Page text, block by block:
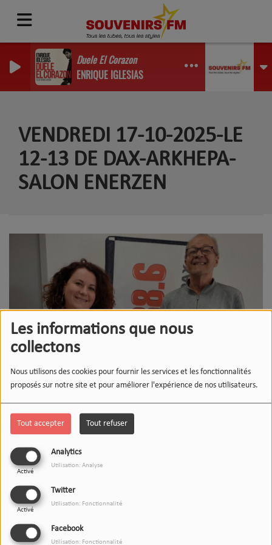
Les informations que nous
collectons
Nous utilisons des cookies pour fournir les services et les fonctionnalités
proposés sur notre site et pour améliorer l'expérience de nos utilisateurs.
Tout accepter Tout refuser
Analytics
Activé
Utilisation: Analyse
Twitter
Activé
Utilisation: Fonctionnalité
Facebook
Utilisation: Fonctionnalité
Duele El Corazon
ENRIQUE IGLESIAS
VENDREDI 17-10-2025-LE
12-13 DE DAX-ARKHEPA-
SALON ENERZEN
17 OCTOBRE 2025
Écouter le podcast
L'invité(e) du 12-13 accueillait
aujourd'hui
ENERZEN
ce week-end dans la salle Amélie Charrière à Dax.